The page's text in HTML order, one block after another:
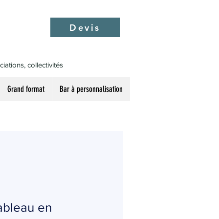
Devis
collectivités
Grand format Bar à personnalisation
en